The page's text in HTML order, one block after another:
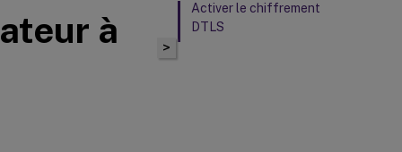
à
>
Activer le chiffrement
DTLS